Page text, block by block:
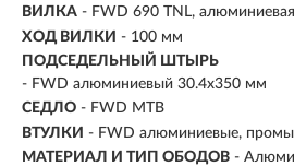
ВИЛКА - FWD 690 TNL, алюминиевая
ХОД ВИЛКИ - 100 мм
ПОДСЕДЕЛЬНЫЙ ШТЫРЬ
- FWD алюминиевый 30.4x350 мм
СЕДЛО - FWD MTB
ВТУЛКИ - FWD алюминиевые,
МАТЕРИАЛ И ТИП ОБОДОВ -